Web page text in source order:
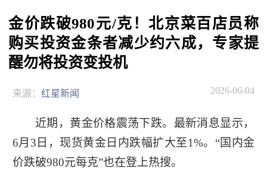
金价跌破980元/克！北京菜百店员称
购买投资金条者减少约六成，专家提
醒勿将投资变投机
来源： 红星新闻 2026-06-04
近期，黄金价格震荡下跌。最新消息显示，
6月3日，现货黄金日内跌幅扩大至1%。“国内金
价跌破980元每克”也在登上热搜。